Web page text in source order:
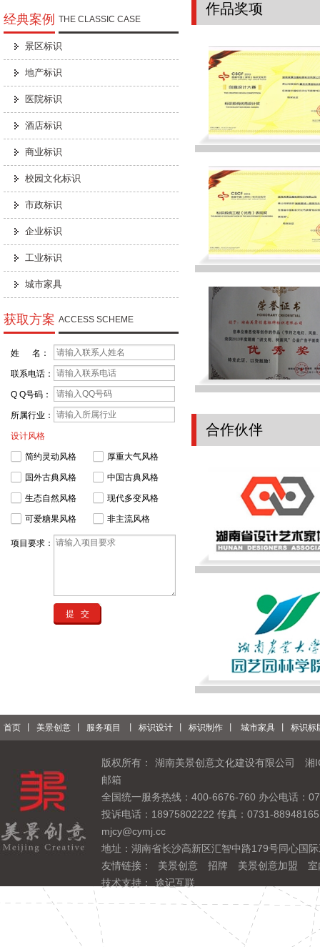
经典案例 THE CLASSIC CASE
景区标识
地产标识
医院标识
酒店标识
商业标识
校园文化标识
市政标识
企业标识
工业标识
城市家具
获取方案 ACCESS SCHEME
姓 名：
联系电话：
Q Q号码：
所属行业：
设计风格
简约灵动风格 厚重大气风格
国外古典风格 中国古典风格
生态自然风格 现代多变风格
可爱糖果风格 非主流风格
项目要求：
作品奖项
合作伙伴
首页 美景创意 服务项目 标识设计 标识制作 城市家具 标识标
版权所有： 湖南美景创意文化建设有限公司
湘
邮箱
全国统一服务热线：400-6676-760 办公电话：
投诉电话：18975802222 传真：0731-
mjcy@cymj.cc
地址：湖南省长沙高新区汇智中路179号同心国
友情链接：
美景创意 招牌 美景创意加盟
室
技术支持：
途记互联